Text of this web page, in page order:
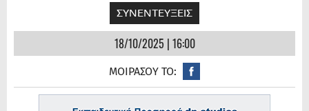
ΣΥΝΕΝΤΕΥΞΕΙΣ
18/10/2025 | 16:00
ΜΟΙΡΑΣΟΥ ΤΟ: